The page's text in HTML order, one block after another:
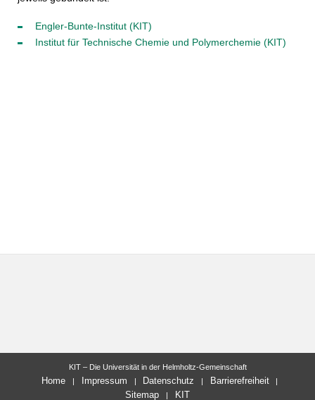
Engler-Bunte-Institut (KIT)
Institut für Technische Chemie und Polymerchemie (KIT)
KIT – Die Universität in der Helmholtz-Gemeinschaft
Home Impressum Datenschutz
Barrierefreiheit
Sitemap
KIT